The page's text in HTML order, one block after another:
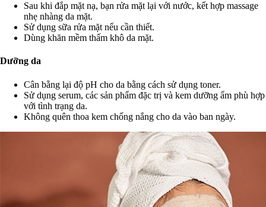
Sau khi đắp mặt nạ, bạn rửa mặt lại với nước, kết hợp massage
nhẹ nhàng da mặt.
Sử dụng sữa rửa mặt nếu cần thiết.
Dùng khăn mềm thấm khô da mặt.
Dưỡng da
Cân bằng lại độ pH cho da bằng cách sử dụng toner.
Sử dụng serum, các sản phẩm đặc trị và kem dưỡng ẩm phù hợp
với tình trạng da.
Không quên thoa kem chống nắng cho da vào ban ngày.